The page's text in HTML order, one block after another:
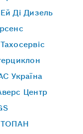
Ді Дизель
Україна
Центр